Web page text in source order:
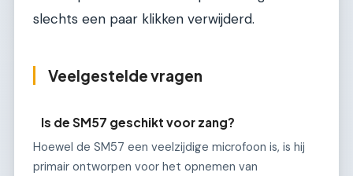
slechts een paar klikken verwijderd.
Veelgestelde vragen
Is de SM57 geschikt voor zang?
Hoewel de SM57 een veelzijdige microfoon is, is hij
primair ontworpen voor het opnemen van